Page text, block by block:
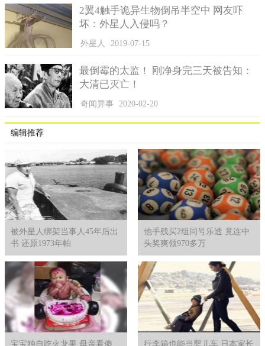
2翼4触手诡异生物倒吊半空中 网友吓
坏：外星人入侵吗？
外星人 2019-07-15
最倒霉的太监！ 刚净身完三天被告知：
大清已灭亡！
奇闻异事 2020-02-20
编辑推荐
被外星人绑架当事人45年后出
书 还原1973年帕
他手残买2组同号乐透 竟连中
头奖爽领970多万
宝宝独自吃火龙果 母亲看傻 行李箱也能当婴儿车 日本家长